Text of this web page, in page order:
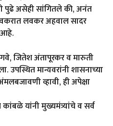
पुढे असेही सांगितले की, अनंत
लवकर अहवाल सादर
आहे.
जितेश अंतापूरकर व मारुती
उपस्थित मान्यवरांनी शासनाच्या
व्हावी, ही अपेक्षा
यांनी मुख्यमंत्र्यांचे व सर्व